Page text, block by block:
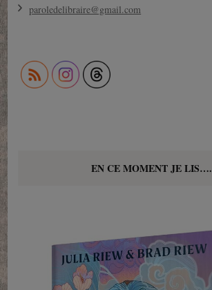
paroledelibraire@gmail.com
EN CE MOMENT JE LIS….